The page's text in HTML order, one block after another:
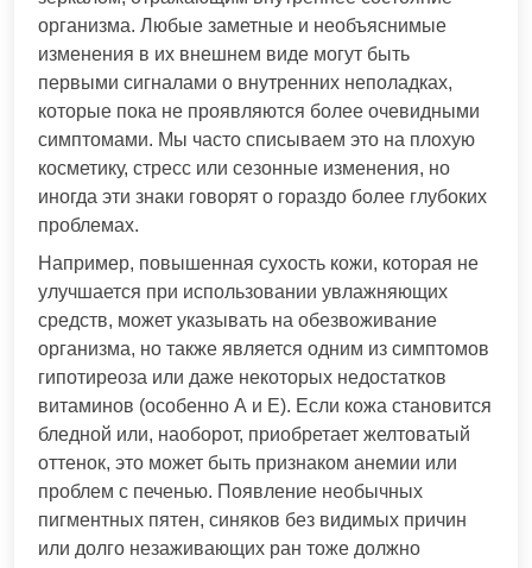
организма. Любые заметные и необъяснимые
изменения в их внешнем виде могут быть
первыми сигналами о внутренних неполадках,
которые пока не проявляются более очевидными
симптомами. Мы часто списываем это на плохую
косметику, стресс или сезонные изменения, но
иногда эти знаки говорят о гораздо более глубоких
проблемах.
Например, повышенная сухость кожи, которая не
улучшается при использовании увлажняющих
средств, может указывать на обезвоживание
организма, но также является одним из симптомов
гипотиреоза или даже некоторых недостатков
витаминов (особенно А и Е). Если кожа становится
бледной или, наоборот, приобретает желтоватый
оттенок, это может быть признаком анемии или
проблем с печенью. Появление необычных
пигментных пятен, синяков без видимых причин
или долго незаживающих ран тоже должно